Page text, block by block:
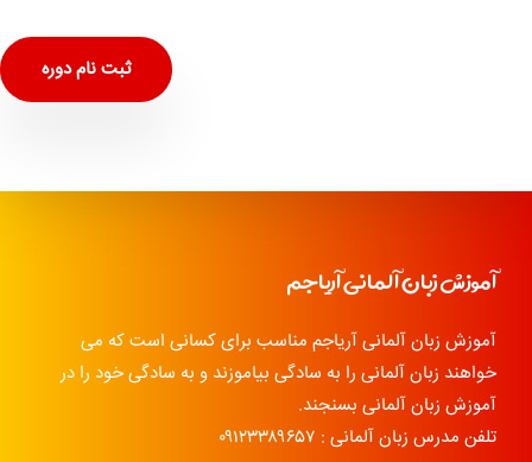
ثبت نام دوره
آموزش زبان آلمانی آریاجم
آموزش زبان آلمانی آریاجم مناسب برای کسانی است که می
خواهند زبان آلمانی را به سادگی بیاموزند و به سادگی خود را در
آموزش زبان آلمانی بسنجند.
تلفن مدرس زبان آلمانی : ۰۹۱۲۳۳۸۹۶۵۷